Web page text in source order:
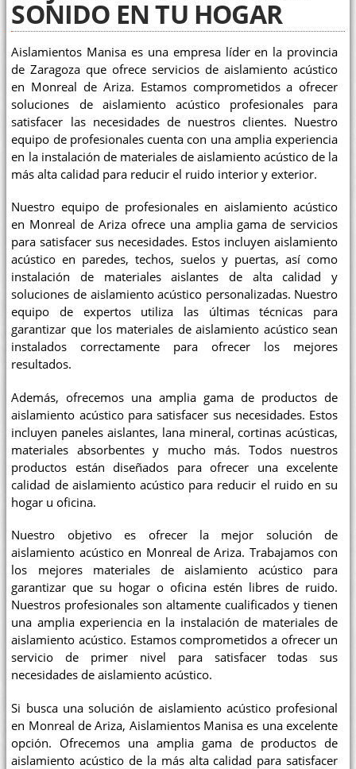
SONIDO EN TU HOGAR
Aislamientos Manisa es una empresa líder en la provincia
de Zaragoza que ofrece servicios de aislamiento acústico
en Monreal de Ariza. Estamos comprometidos a ofrecer
soluciones de aislamiento acústico profesionales para
satisfacer las necesidades de nuestros clientes. Nuestro
equipo de profesionales cuenta con una amplia experiencia
en la instalación de materiales de aislamiento acústico de la
más alta calidad para reducir el ruido interior y exterior.
Nuestro equipo de profesionales en aislamiento acústico
en Monreal de Ariza ofrece una amplia gama de servicios
para satisfacer sus necesidades. Estos incluyen aislamiento
acústico en paredes, techos, suelos y puertas, así como
instalación de materiales aislantes de alta calidad y
soluciones de aislamiento acústico personalizadas. Nuestro
equipo de expertos utiliza las últimas técnicas para
garantizar que los materiales de aislamiento acústico sean
instalados correctamente para ofrecer los mejores
resultados.
Además, ofrecemos una amplia gama de productos de
aislamiento acústico para satisfacer sus necesidades. Estos
incluyen paneles aislantes, lana mineral, cortinas acústicas,
materiales absorbentes y mucho más. Todos nuestros
productos están diseñados para ofrecer una excelente
calidad de aislamiento acústico para reducir el ruido en su
hogar u oficina.
Nuestro objetivo es ofrecer la mejor solución de
aislamiento acústico en Monreal de Ariza. Trabajamos con
los mejores materiales de aislamiento acústico para
garantizar que su hogar o oficina estén libres de ruido.
Nuestros profesionales son altamente cualificados y tienen
una amplia experiencia en la instalación de materiales de
aislamiento acústico. Estamos comprometidos a ofrecer un
servicio de primer nivel para satisfacer todas sus
necesidades de aislamiento acústico.
Si busca una solución de aislamiento acústico profesional
en Monreal de Ariza, Aislamientos Manisa es una excelente
opción. Ofrecemos una amplia gama de productos de
aislamiento acústico de la más alta calidad para satisfacer